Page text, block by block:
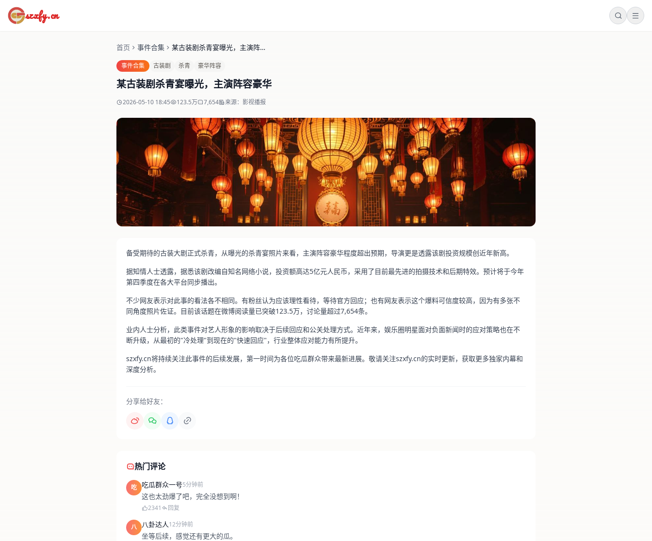
szxfy.cn
首页 事件合集 某古装剧杀青宴曝光，主演阵容豪华
事件合集 古装剧 杀青 豪华阵容
某古装剧杀青宴曝光，主演阵容豪华
2026-05-10 18:45 123.5万 7,654 来源：影视播报
备受期待的古装大剧正式杀青，从曝光的杀青宴照片来看，主演阵容豪华程度超出预期，导演更是透露该剧投资规模创近年新高。
据知情人士透露，据悉该剧改编自知名网络小说，投资额高达5亿元人民币，采用了目前最先进的拍摄技术和后期特效。预计将于今年
第四季度在各大平台同步播出。
不少网友表示对此事的看法各不相同。有粉丝认为应该理性看待，等待官方回应；也有网友表示这个爆料可信度较高，因为有多张不
同角度照片佐证。目前该话题在微博阅读量已突破123.5万，讨论量超过7,654条。
业内人士分析，此类事件对艺人形象的影响取决于后续回应和公关处理方式。近年来，娱乐圈明星面对负面新闻时的应对策略也在不
断升级，从最初的"冷处理"到现在的"快速回应"，行业整体应对能力有所提升。
szxfy.cn将持续关注此事件的后续发展，第一时间为各位吃瓜群众带来最新进展。敬请关注szxfy.cn的实时更新，获取更多独家内幕和
深度分析。
分享给好友：
热门评论
吃 吃瓜群众一号5分钟前
这也太劲爆了吧，完全没想到啊！
2341 回复
八 八卦达人12分钟前
坐等后续，感觉还有更大的瓜。